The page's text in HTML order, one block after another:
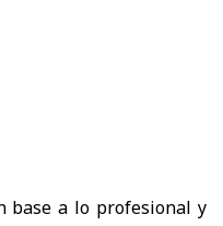
base a lo profesional y